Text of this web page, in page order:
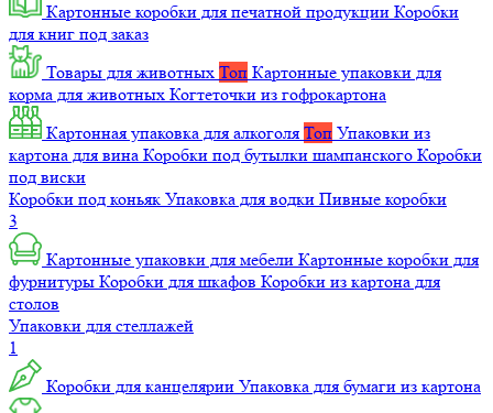
Картонные коробки для печатной продукции Коробки
для книг под заказ
Товары для животных Топ Картонные упаковки для
корма для животных Когтеточки из гофрокартона
Картонная упаковка для алкоголя Топ Упаковки из
картона для вина Коробки под бутылки шампанского Коробки
под виски
Коробки под коньяк Упаковка для водки Пивные коробки
3
Картонные упаковки для мебели Картонные коробки для
фурнитуры Коробки для шкафов Коробки из картона для
столов
Упаковки для стеллажей
1
Коробки для канцелярии Упаковка для бумаги из картона